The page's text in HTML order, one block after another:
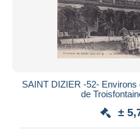
SAINT DIZIER -52-
de
±